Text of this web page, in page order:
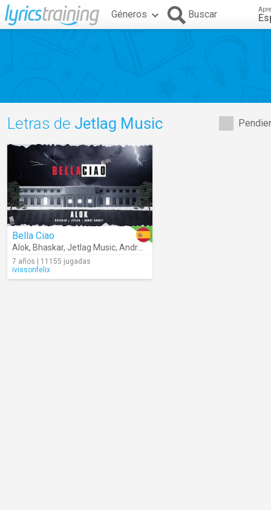
Géneros Buscar
Letras de Jetlag Music
Bella Ciao
Alok, Bhaskar, Jetlag Music, André Sarate
7 años | 11155 jugadas
ivissonfelix